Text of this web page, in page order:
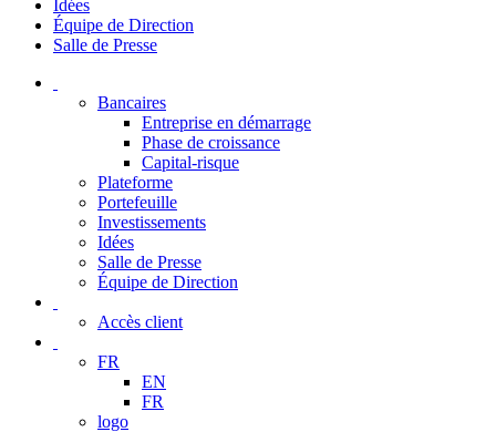
Idées
Équipe de Direction
Salle de Presse
Bancaires
Entreprise en démarrage
Phase de croissance
Capital-risque
Plateforme
Portefeuille
Investissements
Idées
Salle de Presse
Équipe de Direction
Accès client
FR
EN
FR
logo